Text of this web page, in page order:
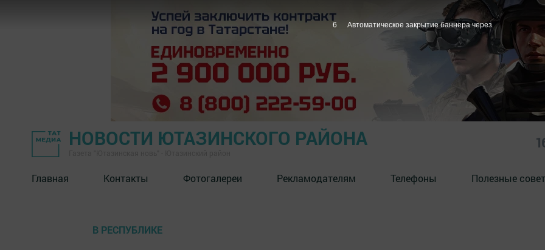
НОВОСТИ ЮТАЗИНСКОГО РАЙОНА
Главная Контакты Фотогалереи Рекламодателям Телефоны Полезные
В РЕСПУБЛИКЕ
5 Автоматическое закрытие баннера через